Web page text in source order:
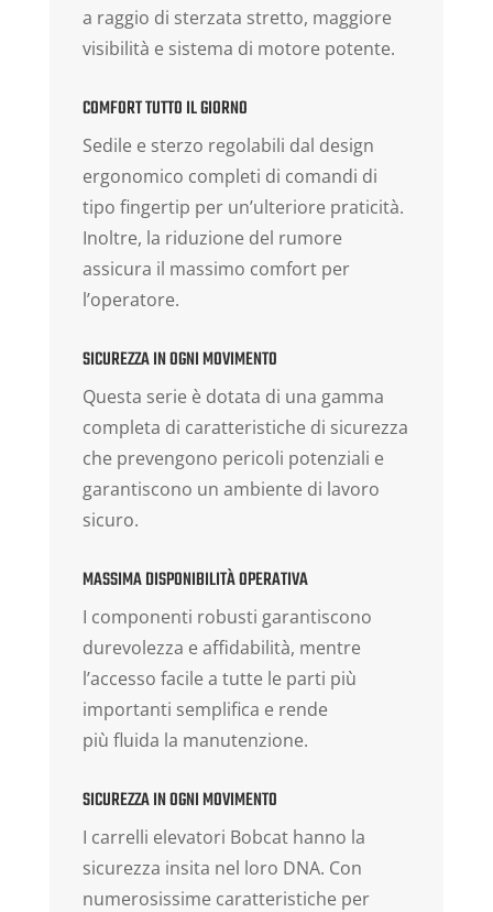
a raggio di sterzata stretto, maggiore
visibilità e sistema di motore potente.
COMFORT TUTTO IL GIORNO
Sedile e sterzo regolabili dal design
ergonomico completi di comandi di
tipo fingertip per un’ulteriore praticità.
Inoltre, la riduzione del rumore
assicura il massimo comfort per
l’operatore.
SICUREZZA IN OGNI MOVIMENTO
Questa serie è dotata di una gamma
completa di caratteristiche di sicurezza
che prevengono pericoli potenziali e
garantiscono un ambiente di lavoro
sicuro.
MASSIMA DISPONIBILITÀ OPERATIVA
I componenti robusti garantiscono
durevolezza e affidabilità, mentre
l’accesso facile a tutte le parti più
importanti semplifica e rende
più fluida la manutenzione.
SICUREZZA IN OGNI MOVIMENTO
I carrelli elevatori Bobcat hanno la
sicurezza insita nel loro DNA. Con
numerosissime caratteristiche per